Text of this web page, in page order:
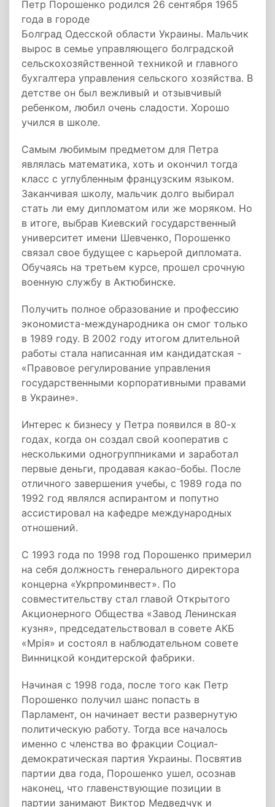
Петр Порошенко родился 26 сентября 1965
года в городе
Болград Одесской области Украины. Мальчик
вырос в семье управляющего болградской
сельскохозяйственной техникой и главного
бухгалтера управления сельского хозяйства. В
детстве он был вежливый и отзывчивый
ребенком, любил очень сладости. Хорошо
учился в школе.
Самым любимым предметом для Петра
являлась математика, хоть и окончил тогда
класс с углубленным французским языком.
Заканчивая школу, мальчик долго выбирал
стать ли ему дипломатом или же моряком. Но
в итоге, выбрав Киевский государственный
университет имени Шевченко, Порошенко
связал свое будущее с карьерой дипломата.
Обучаясь на третьем курсе, прошел срочную
военную службу в Актюбинске.
Получить полное образование и профессию
экономиста-международника он смог только
в 1989 году. В 2002 году итогом длительной
работы стала написанная им кандидатская -
«Правовое регулирование управления
государственными корпоративными правами
в Украине».
Интерес к бизнесу у Петра появился в 80-х
годах, когда он создал свой кооператив с
несколькими одногруппниками и заработал
первые деньги, продавая какао-бобы. После
отличного завершения учебы, с 1989 года по
1992 год являлся аспирантом и попутно
ассистировал на кафедре международных
отношений.
С 1993 года по 1998 год Порошенко примерил
на себя должность генерального директора
концерна «Укрпроминвест». По
совместительству стал главой Открытого
Акционерного Общества «Завод Ленинская
кузня», председательствовал в совете АКБ
«Мрiя» и состоял в наблюдательном совете
Винницкой кондитерской фабрики.
Начиная с 1998 года, после того как Петр
Порошенко получил шанс попасть в
Парламент, он начинает вести развернутую
политическую работу. Тогда все началось
именно с членства во фракции Социал-
демократическая партия Украины. Посвятив
партии два года, Порошенко ушел, осознав
наконец, что главенствующие позиции в
партии занимают Виктор Медведчук и